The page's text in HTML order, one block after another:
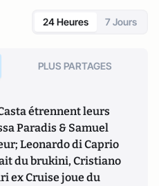
24 Heures 7 Jours
PLUS PARTAGES
étrennent leurs
Paradis & Samuel
Leonardo di Caprio
du brukini, Cristiano
ex Cruise joue du